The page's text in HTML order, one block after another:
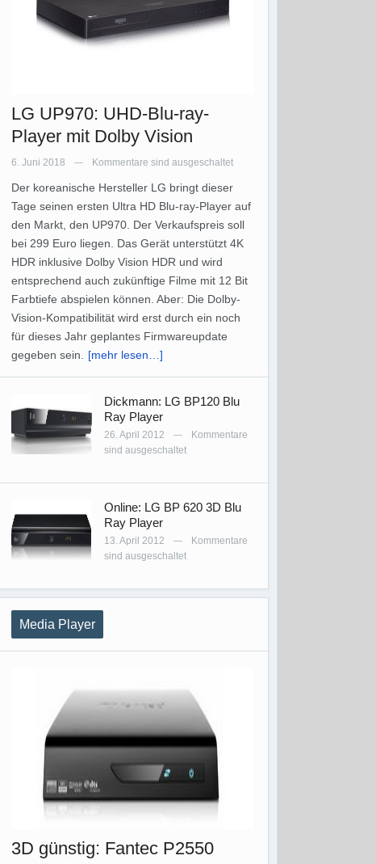
LG UP970: UHD-Blu-ray-
Player mit Dolby Vision
6. Juni 2018 — Kommentare sind ausgeschaltet
Der koreanische Hersteller LG bringt dieser
Tage seinen ersten Ultra HD Blu-ray-Player auf
den Markt, den UP970. Der Verkaufspreis soll
bei 299 Euro liegen. Das Gerät unterstützt 4K
HDR inklusive Dolby Vision HDR und wird
entsprechend auch zukünftige Filme mit 12 Bit
Farbtiefe abspielen können. Aber: Die Dolby-
Vision-Kompatibilität wird erst durch ein noch
für dieses Jahr geplantes Firmwareupdate
gegeben sein.
[mehr lesen…]
Dickmann: LG BP120 Blu
Ray Player
26. April 2012 —
Kommentare
sind ausgeschaltet
Online: LG BP 620 3D Blu
Ray Player
13. April 2012 —
Kommentare
sind ausgeschaltet
Media Player
3D günstig: Fantec P2550